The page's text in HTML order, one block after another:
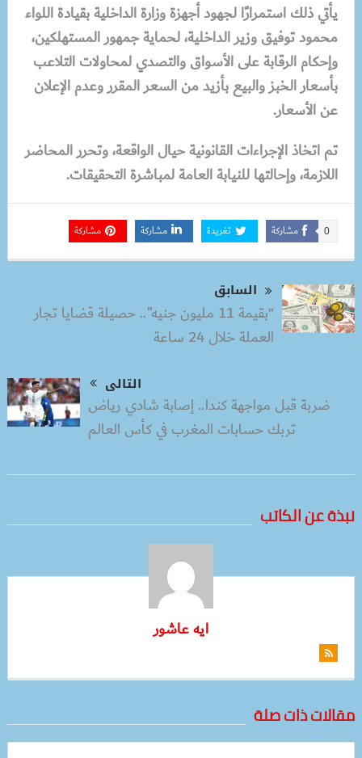
يأتي ذلك استمرارًا لجهود أجهزة وزارة الداخلية بقيادة اللواء
محمود توفيق وزير الداخلية، لحماية جمهور المستهلكين،
وإحكام الرقابة على الأسواق والتصدي لمحاولات التلاعب
بأسعار الخبز والبيع بأزيد من السعر المقرر وعدم الإعلان
عن الأسعار.
تم اتخاذ الإجراءات القانونية حيال الواقعة، وتحرر المحاضر
اللازمة، وإحالتها للنيابة العامة لمباشرة التحقيقات.
مشاركة 0 تغريدة مشاركة مشاركة
السابق
“بقيمة 11 مليون جنيه”.. حصيلة قضايا تجار
العملة خلال 24 ساعة
التالى
ضربة قبل مواجهة كندا.. إصابة شادي رياض
تربك حسابات المغرب في كأس العالم
نبذة عن الكاتب
ايه عاشور
مقالات ذات صلة